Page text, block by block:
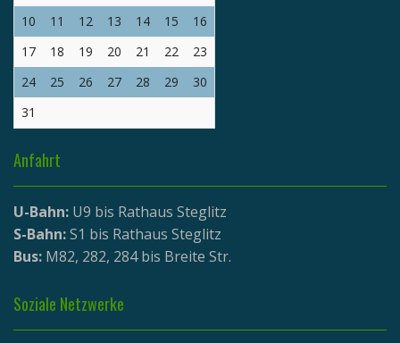
10
11 12 13 14 15
16
17
18 19 20 21 22
23
24
25 26 27 28 29
30
31
Anfahrt
U-Bahn: U9 bis Rathaus Steglitz
S-Bahn:S1 bis Rathaus Steglitz
Bus: M82, 282, 284 bis Breite Str.
Soziale Netzwerke